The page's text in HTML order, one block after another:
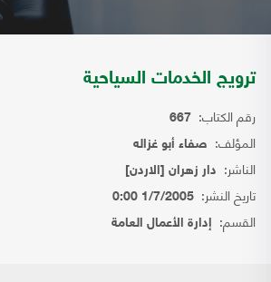
ترويج الخدمات السياحية
رقم الكتاب: 667
المؤلف: صفاء أبو غزاله
الناشر: دار زهران [الاردن]
تاريخ النشر: 1/7/2005 0:00
القسم: إدارة الأعمال العامة